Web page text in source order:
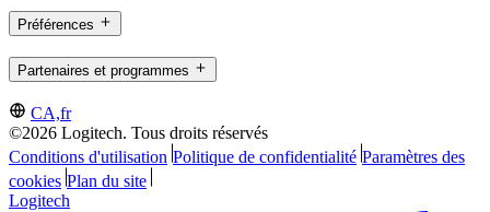
Préférences
Partenaires et programmes
CA,fr
©2026 Logitech. Tous droits réservés
Conditions d'utilisation Politique de confidentialité Paramètres des
cookies Plan du site
Logitech